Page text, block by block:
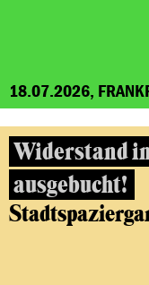
18.07.2026,
Widerstand
ausgebucht!